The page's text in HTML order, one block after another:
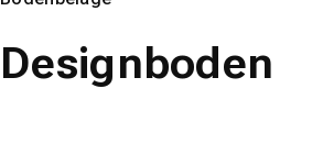
Designboden